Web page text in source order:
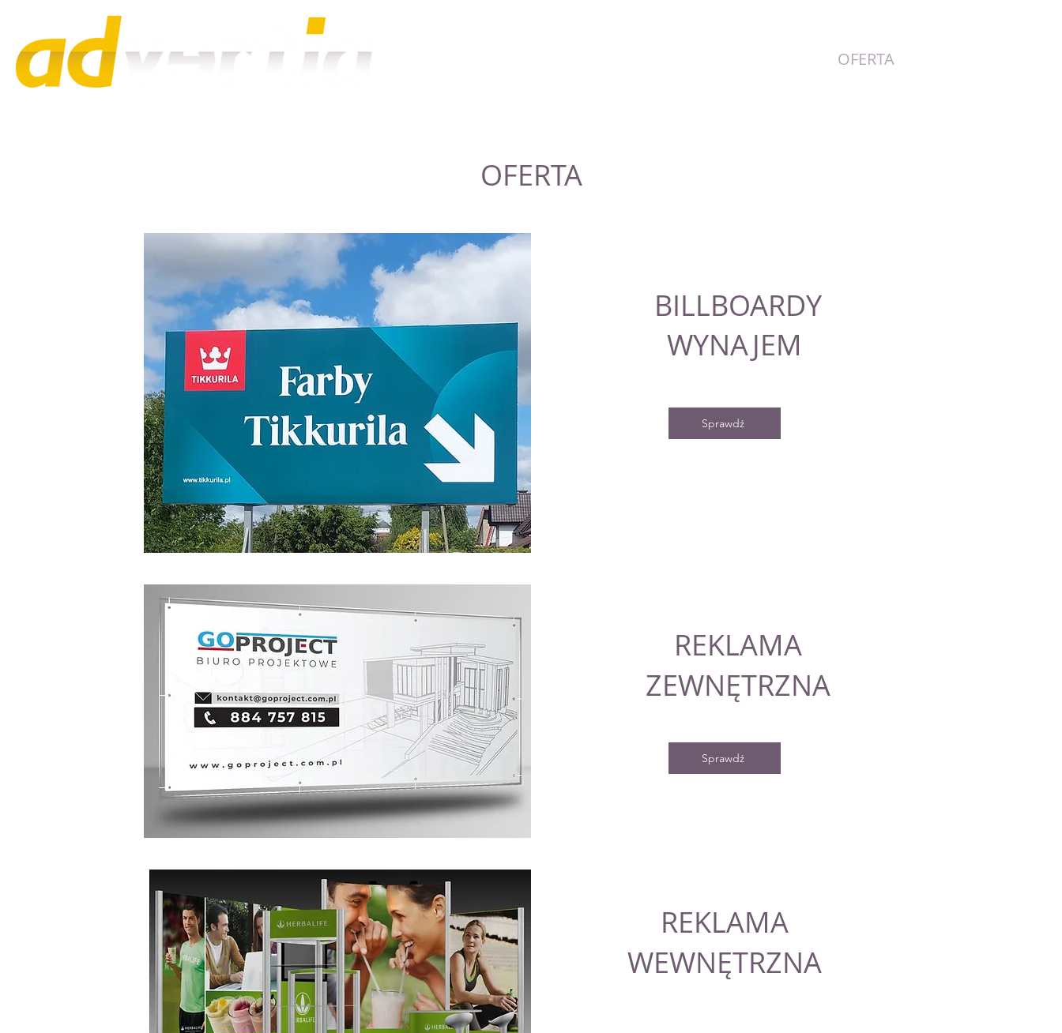
OFERTA
OFERTA
BILLBOARDY
WYNAJEM
Sprawdź
REKLAMA
ZEWNĘTRZNA
Sprawdź
REKLAMA
WEWNĘTRZNA